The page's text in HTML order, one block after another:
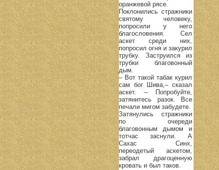
оранжевой рясе.
Поклонились стражники
святому человеку,
попросили у него
благословения. Сел
аскет среди них,
попросил огня и закурил
трубку. Заструился из
трубки благовонный
дым.
– Вот такой табак курил
сам бог Шива,– сказал
аскет. – Попробуйте,
затянитесь разок. Все
печали мигом забудете.
Затянулись стражники
по очереди
благовонным дымом и
тотчас заснули. А
Сахас Синх,
переодетый аскетом,
забрал драгоценную
кровать и был таков.